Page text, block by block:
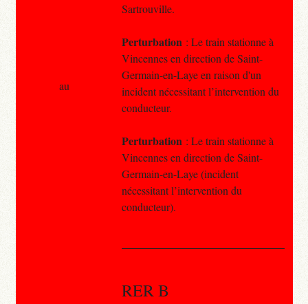
Sartrouville.
Perturbation : Le train stationne à
Vincennes en direction de Saint-
Germain-en-Laye en raison d'un
incident nécessitant l’intervention du
conducteur.
Perturbation : Le train stationne à
Vincennes en direction de Saint-
Germain-en-Laye (incident
nécessitant l’intervention du
conducteur).
RER B
au